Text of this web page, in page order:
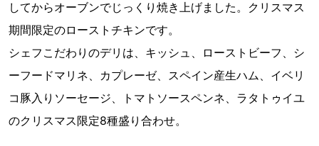
してからオーブンでじっくり焼き上げました。クリスマス
期間限定のローストチキンです。
シェフこだわりのデリは、キッシュ、ローストビーフ、シ
ーフードマリネ、カプレーゼ、スペイン産生ハム、イベリ
コ豚入りソーセージ、トマトソースペンネ、ラタトゥイユ
のクリスマス限定8種盛り合わせ。